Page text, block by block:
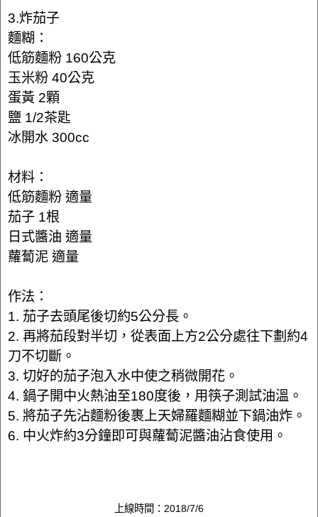
3.炸茄子
麵糊：
低筋麵粉 160公克
玉米粉 40公克
蛋黃 2顆
鹽 1/2茶匙
冰開水 300cc
材料：
低筋麵粉 適量
茄子 1根
日式醬油 適量
蘿蔔泥 適量
作法：
1. 茄子去頭尾後切約5公分長。
2. 再將茄段對半切，從表面上方2公分處往下劃約4
刀不切斷。
3. 切好的茄子泡入水中使之稍微開花。
4. 鍋子開中火熱油至180度後，用筷子測試油溫。
5. 將茄子先沾麵粉後裹上天婦羅麵糊並下鍋油炸。
6. 中火炸約3分鐘即可與蘿蔔泥醬油沾食使用。
上線時間：2018/7/6